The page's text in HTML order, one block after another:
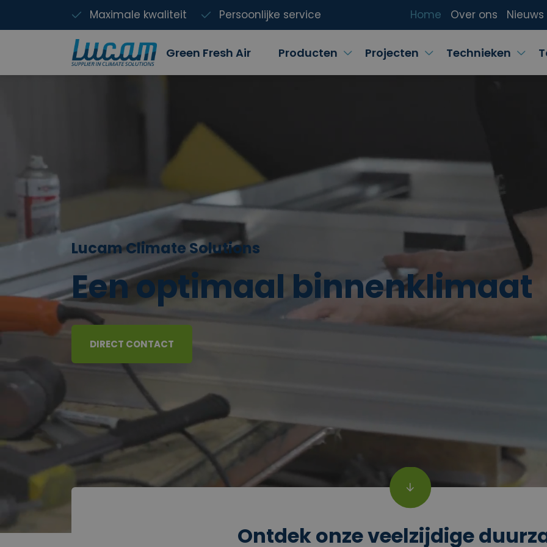
Maximale kwaliteit Persoonlijke service Home Over ons Nieuws
Green Fresh Air Producten Projecten Technieken
Lucam Climate Solutions
Een optimaal binnenklimaat
DIRECT CONTACT
Ontdek onze veelzijdige